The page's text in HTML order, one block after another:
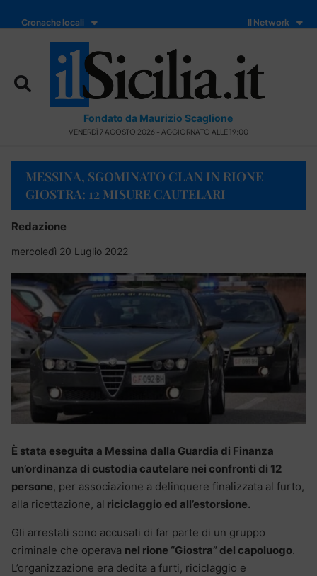
Cronache locali Il Network
Fondato da Maurizio Scaglione
VENERDÌ 7 AGOSTO 2026 - AGGIORNATO ALLE 19:00
MESSINA, SGOMINATO CLAN IN RIONE
GIOSTRA: 12 MISURE CAUTELARI
Redazione
mercoledì 20 Luglio 2022
È stata eseguita a Messina dalla Guardia di Finanza
un’ordinanza di custodia cautelare nei confronti di 12
persone, per associazione a delinquere finalizzata al furto,
alla ricettazione, al riciclaggio ed all’estorsione.
Gli arrestati sono accusati di far parte di un gruppo
criminale che operava nel rione “Giostra” del capoluogo.
L’organizzazione era dedita a furti, riciclaggio e